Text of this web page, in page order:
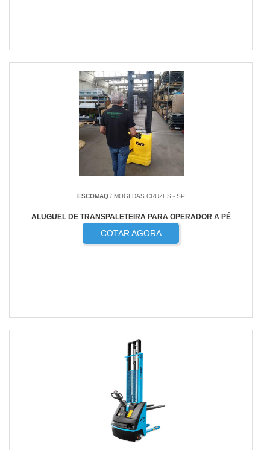
ESCOMAQ/ MOGI DAS CRUZES - SP
ALUGUEL DE TRANSPALETEIRA PARA OPERADOR A PÉ
COTAR AGORA